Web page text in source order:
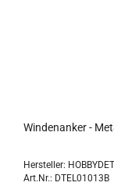
Windenanker -
Hersteller:
Art.Nr.: DTEL01013B